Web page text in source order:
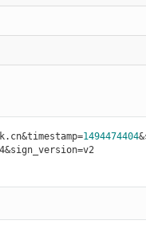
1494474404